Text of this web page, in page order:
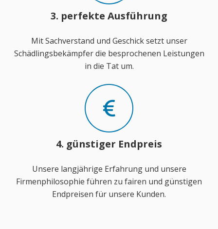
3. perfekte Ausführung
Mit Sachverstand und Geschick setzt unser
Schädlingsbekämpfer die besprochenen Leistungen
in die Tat um.
4. günstiger Endpreis
Unsere langjährige Erfahrung und unsere
Firmenphilosophie führen zu fairen und günstigen
Endpreisen für unsere Kunden.